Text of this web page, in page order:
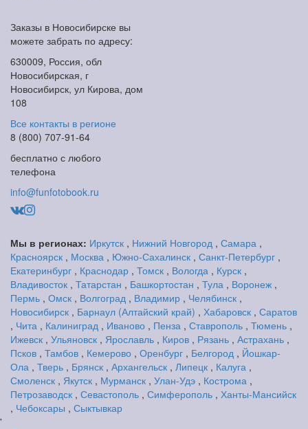
Заказы в Новосибирске вы
можете забрать по адресу:
630009, Россия, обл
Новосибирская, г
Новосибирск, ул Кирова, дом
108
Все контакты в регионе
8 (800) 707-91-64
бесплатно с любого
телефона
info@funfotobook.ru
Мы в регионах: Иркутск , Нижний Новгород , Самара ,
Красноярск , Москва , Южно-Сахалинск , Санкт-Петербург ,
Екатеринбург , Краснодар , Томск , Вологда , Курск ,
Владивосток , Татарстан , Башкортостан , Тула , Воронеж ,
Пермь , Омск , Волгоград , Владимир , Челябинск ,
Новосибирск , Барнаул (Алтайский край) , Хабаровск , Саратов
, Чита , Калиниград , Иваново , Пенза , Ставрополь , Тюмень ,
Ижевск , Ульяновск , Ярославль , Киров , Рязань , Астрахань ,
Псков , Тамбов , Кемерово , Оренбург , Белгород , Йошкар-
Ола , Тверь , Брянск , Архангельск , Липецк , Калуга ,
Смоленск , Якутск , Мурманск , Улан-Удэ , Кострома ,
Петрозаводск , Севастополь , Симферополь , Ханты-Мансийск
, Чебоксары , Сыктывкар
'